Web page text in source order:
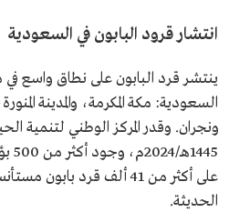
انتشار قرود البابون في السعودية
ينتشر قرد البابون على نطاق واسع
السعودية: مكة المكرمة، والمدينة
ونجران. وقدر المركز الوطني لتنمية
على أكثر من 41 ألف قرد
الحديثة.